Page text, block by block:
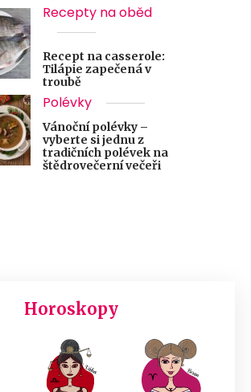
Recepty na oběd
Recept na casserole:
Tilápie zapečená v
troubě
Polévky
Vánoční polévky –
vyberte si jednu z
tradičních polévek na
štědrovečerní večeři
Horoskopy